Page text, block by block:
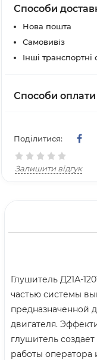
Способи
Нова пошта
Самовивіз
Інші транспортні
Способи оплати
Поділитися:
Залишити відгук
Глушитель Д21А-
частью системы
предназначенной
двигателя.
глушитель
работы оператора